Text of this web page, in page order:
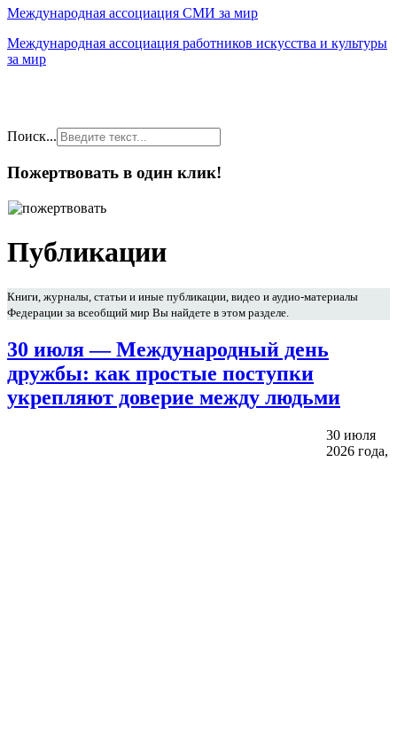
Международная ассоциация СМИ за мир
Международная ассоциация работников искусства и культуры
за мир
Поиск...
Пожертвовать в один клик!
Публикации
Книги, журналы, статьи и иные публикации, видео и аудио-материалы
Федерации за всеобщий мир Вы найдете в этом разделе.
30 июля — Международный день
дружбы: как простые поступки
укрепляют доверие между людьми
30 июля
2026 года,